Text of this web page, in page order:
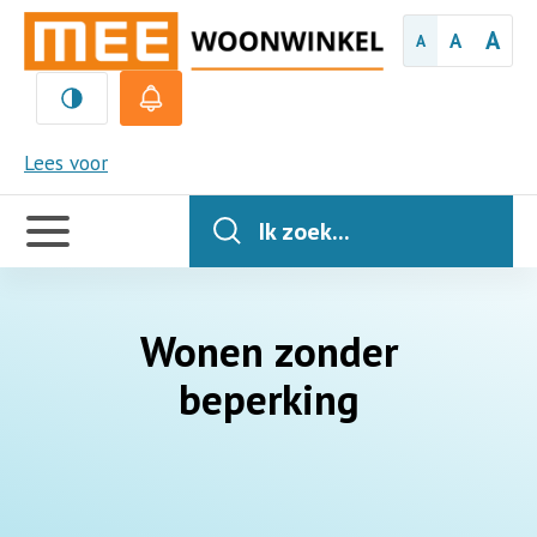
A A A
Lees voor
MEE
Handige
links
Ik zoek...
Wonen zonder
beperking